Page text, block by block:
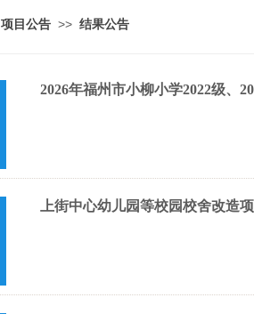
项目公告 >> 结果公告
2026年福州市小柳小学2022级、
上街中心幼儿园等校园校舍改造